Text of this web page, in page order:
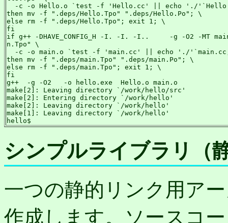
-c -o Hello.o `test -f 'Hello.cc' || echo './
then mv -f ".deps/Hello.Tpo" ".deps/Hello.Po"; \
else rm -f ".deps/Hello.Tpo"; exit 1; \
fi
if g++ -DHAVE_CONFIG_H -I. -I. -I..     -g -O2 -MT
n.Tpo" \
-c -o main.o `test -f 'main.cc' || echo './
then mv -f ".deps/main.Tpo" ".deps/main.Po"; \
else rm -f ".deps/main.Tpo"; exit 1; \
fi
g++  -g -O2   -o hello.exe  Hello.o main.o
make[2]: Leaving directory `/work/hello/src'
make[2]: Entering directory `/work/hello'
make[2]: Leaving directory `/work/hello'
make[1]: Leaving directory `/work/hello'
hello$
シンプルライブラリ（
一つの静的リンク用ア
作成します。ソースコ